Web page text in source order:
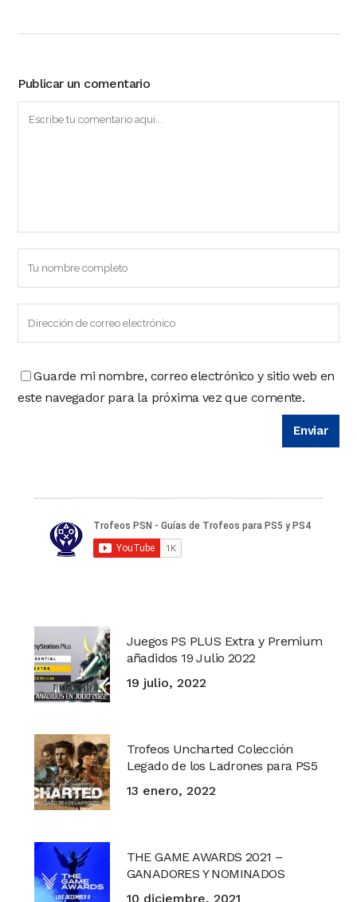
Publicar un comentario
Guarde mi nombre, correo electrónico y sitio web en
este navegador para la próxima vez que comente.
Juegos PS PLUS Extra y Premium
añadidos 19 Julio 2022
19 julio, 2022
Trofeos Uncharted Colección
Legado de los Ladrones para PS5
13 enero, 2022
THE GAME AWARDS 2021 –
GANADORES Y NOMINADOS
10 diciembre, 2021